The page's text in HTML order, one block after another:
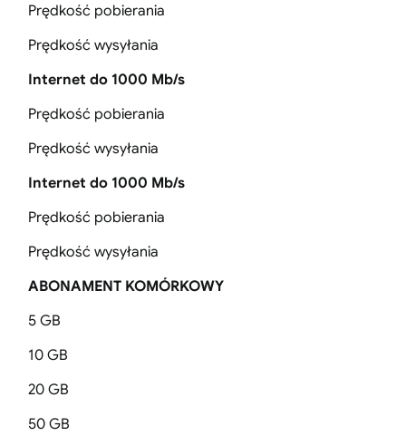
Prędkość pobierania
Prędkość wysyłania
Internet do 1000 Mb/s
Prędkość pobierania
Prędkość wysyłania
Internet do 1000 Mb/s
Prędkość pobierania
Prędkość wysyłania
ABONAMENT KOMÓRKOWY
5 GB
10 GB
20 GB
50 GB